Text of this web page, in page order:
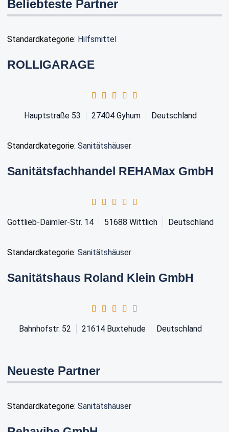
Beliebteste Partner
Standardkategorie: Hilfsmittel
ROLLIGARAGE
Hauptstraße 53 27404 Gyhum Deutschland
Standardkategorie: Sanitätshäuser
Sanitätsfachhandel REHAMax GmbH
Gottlieb-Daimler-Str. 14 51688 Wittlich Deutschland
Standardkategorie: Sanitätshäuser
Sanitätshaus Roland Klein GmbH
Bahnhofstr. 52 21614 Buxtehude Deutschland
Neueste Partner
Standardkategorie: Sanitätshäuser